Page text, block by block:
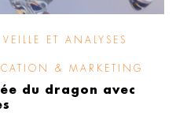
ET ANALYSES
& MARKETING
du dragon avec